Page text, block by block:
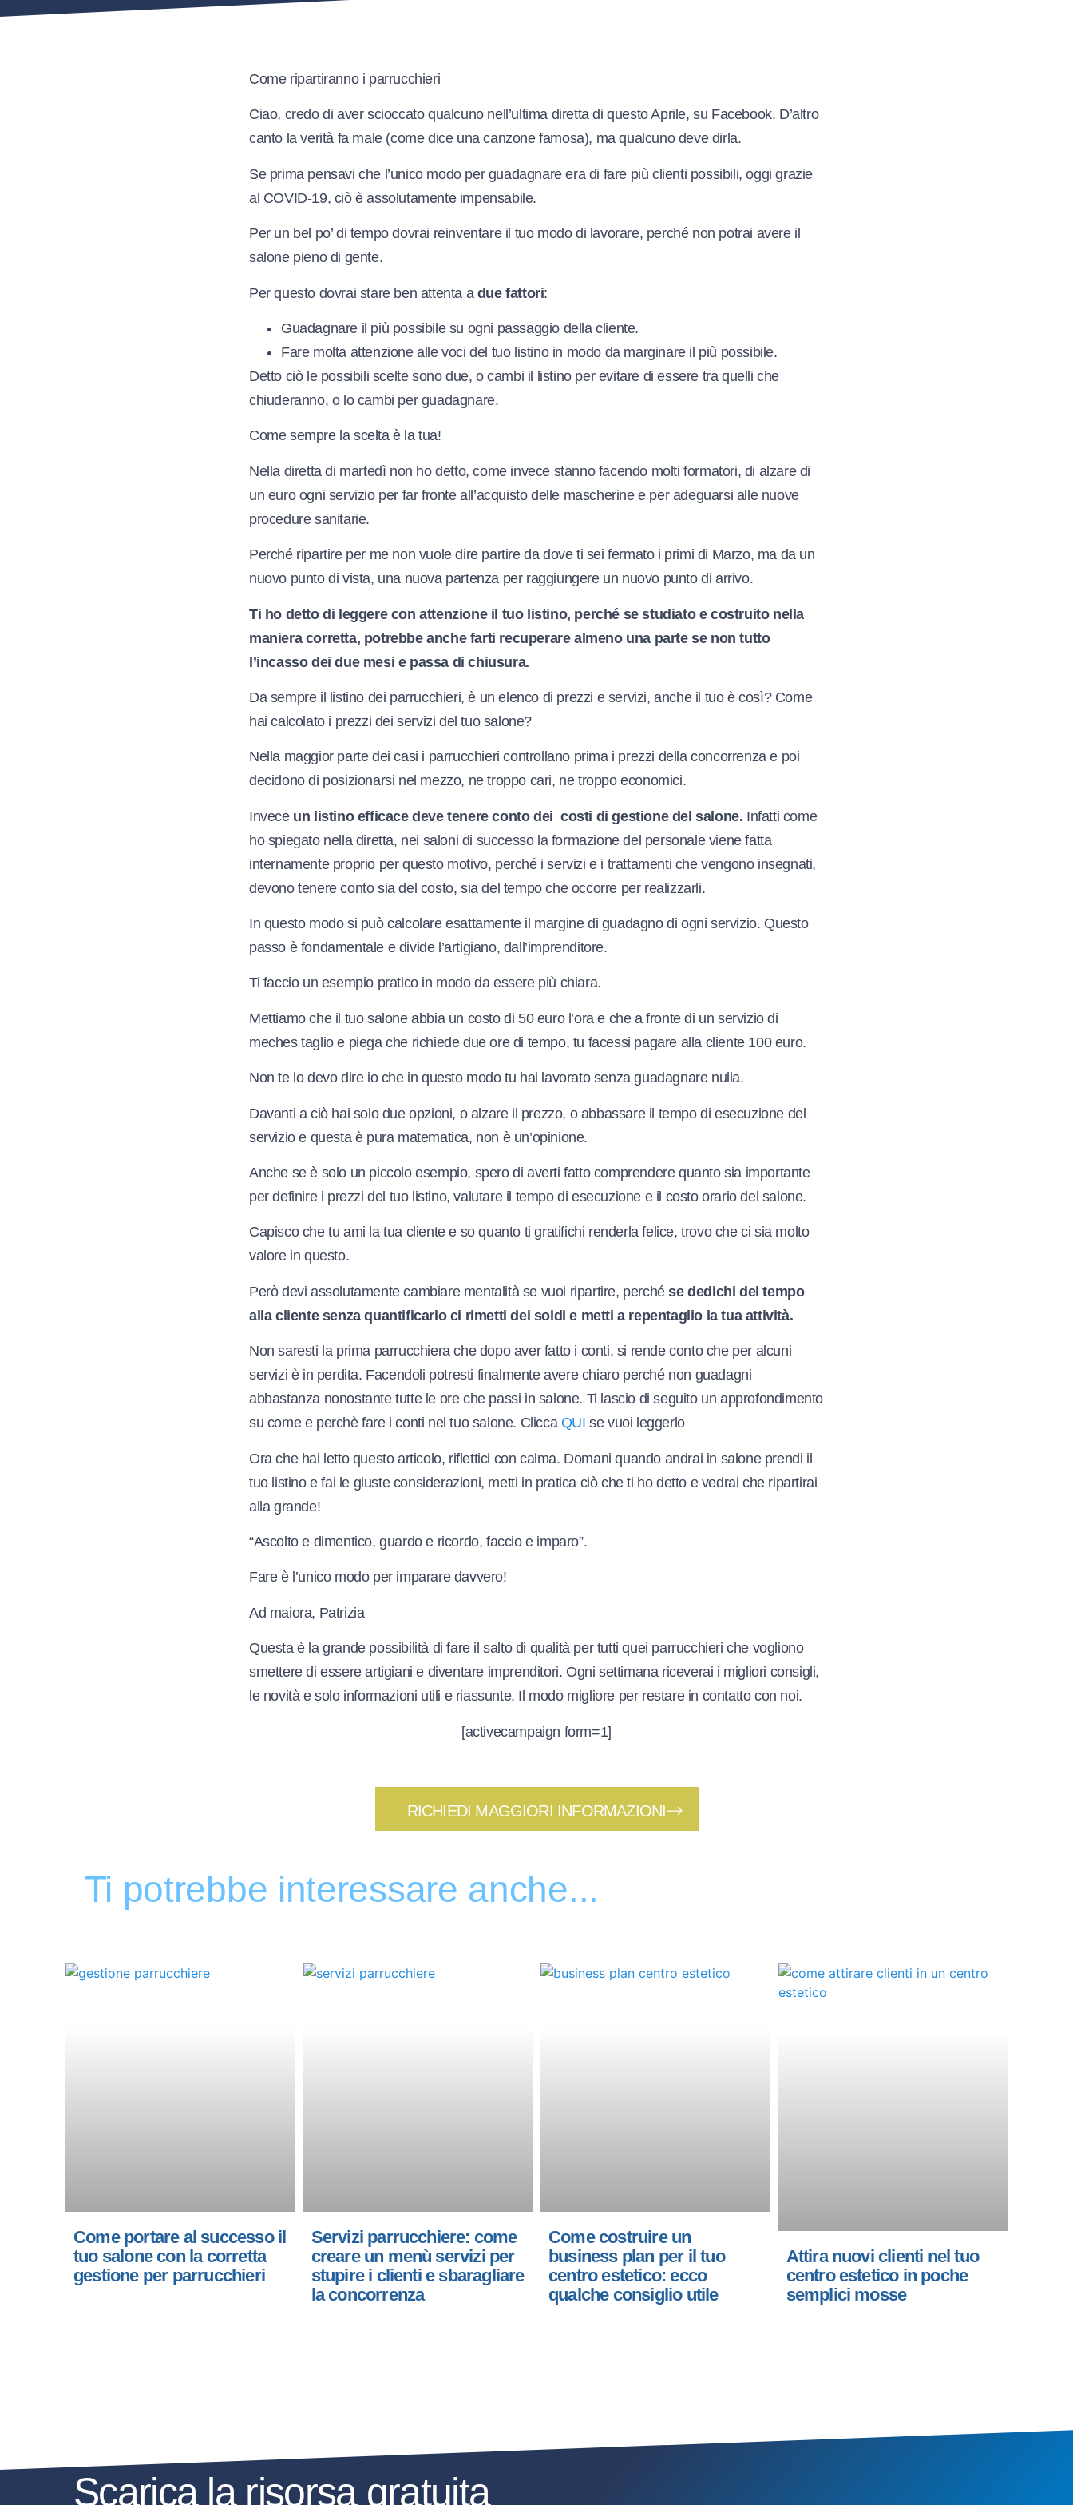
Come ripartiranno i parrucchieri
Ciao, credo di aver scioccato qualcuno nell’ultima diretta di questo Aprile, su Facebook. D’altro
canto la verità fa male (come dice una canzone famosa), ma qualcuno deve dirla.
Se prima pensavi che l’unico modo per guadagnare era di fare più clienti possibili, oggi grazie
al COVID-19, ciò è assolutamente impensabile.
Per un bel po’ di tempo dovrai reinventare il tuo modo di lavorare, perché non potrai avere il
salone pieno di gente.
Per questo dovrai stare ben attenta a due fattori:
Guadagnare il più possibile su ogni passaggio della cliente.
Fare molta attenzione alle voci del tuo listino in modo da marginare il più possibile.
Detto ciò le possibili scelte sono due, o cambi il listino per evitare di essere tra quelli che
chiuderanno, o lo cambi per guadagnare.
Come sempre la scelta è la tua!
Nella diretta di martedì non ho detto, come invece stanno facendo molti formatori, di alzare di
un euro ogni servizio per far fronte all’acquisto delle mascherine e per adeguarsi alle nuove
procedure sanitarie.
Perché ripartire per me non vuole dire partire da dove ti sei fermato i primi di Marzo, ma da un
nuovo punto di vista, una nuova partenza per raggiungere un nuovo punto di arrivo.
Ti ho detto di leggere con attenzione il tuo listino, perché se studiato e costruito nella
maniera corretta, potrebbe anche farti recuperare almeno una parte se non tutto
l’incasso dei due mesi e passa di chiusura.
Da sempre il listino dei parrucchieri, è un elenco di prezzi e servizi, anche il tuo è così? Come
hai calcolato i prezzi dei servizi del tuo salone?
Nella maggior parte dei casi i parrucchieri controllano prima i prezzi della concorrenza e poi
decidono di posizionarsi nel mezzo, ne troppo cari, ne troppo economici.
Invece un listino efficace deve tenere conto dei costi di gestione del salone. Infatti come
ho spiegato nella diretta, nei saloni di successo la formazione del personale viene fatta
internamente proprio per questo motivo, perché i servizi e i trattamenti che vengono insegnati,
devono tenere conto sia del costo, sia del tempo che occorre per realizzarli.
In questo modo si può calcolare esattamente il margine di guadagno di ogni servizio. Questo
passo è fondamentale e divide l’artigiano, dall’imprenditore.
Ti faccio un esempio pratico in modo da essere più chiara.
Mettiamo che il tuo salone abbia un costo di 50 euro l’ora e che a fronte di un servizio di
meches taglio e piega che richiede due ore di tempo, tu facessi pagare alla cliente 100 euro.
Non te lo devo dire io che in questo modo tu hai lavorato senza guadagnare nulla.
Davanti a ciò hai solo due opzioni, o alzare il prezzo, o abbassare il tempo di esecuzione del
servizio e questa è pura matematica, non è un’opinione.
Anche se è solo un piccolo esempio, spero di averti fatto comprendere quanto sia importante
per definire i prezzi del tuo listino, valutare il tempo di esecuzione e il costo orario del salone.
Capisco che tu ami la tua cliente e so quanto ti gratifichi renderla felice, trovo che ci sia molto
valore in questo.
Però devi assolutamente cambiare mentalità se vuoi ripartire, perchése dedichi del tempo
alla cliente senza quantificarlo ci rimetti dei soldi e metti a repentaglio la tua attività.
Non saresti la prima parrucchiera che dopo aver fatto i conti, si rende conto che per alcuni
servizi è in perdita. Facendoli potresti finalmente avere chiaro perché non guadagni
abbastanza nonostante tutte le ore che passi in salone. Ti lascio di seguito un approfondimento
su come e perchè fare i conti nel tuo salone. Clicca QUI se vuoi leggerlo
Ora che hai letto questo articolo, riflettici con calma. Domani quando andrai in salone prendi il
tuo listino e fai le giuste considerazioni, metti in pratica ciò che ti ho detto e vedrai che ripartirai
alla grande!
“Ascolto e dimentico, guardo e ricordo, faccio e imparo”.
Fare è l’unico modo per imparare davvero!
Ad maiora, Patrizia
Questa è la grande possibilità di fare il salto di qualità per tutti quei parrucchieri che vogliono
smettere di essere artigiani e diventare imprenditori. Ogni settimana riceverai i migliori consigli,
le novità e solo informazioni utili e riassunte. Il modo migliore per restare in contatto con noi.
[activecampaign form=1]
RICHIEDI MAGGIORI INFORMAZIONI
Ti potrebbe interessare anche...
Come portare al successo il
tuo salone con la corretta
gestione per parrucchieri
Servizi parrucchiere: come
creare un menù servizi per
stupire i clienti e sbaragliare
la concorrenza
Come costruire un
business plan per il tuo
centro estetico: ecco
qualche consiglio utile
Attira nuovi clienti nel tuo
centro estetico in poche
semplici mosse
Scarica la risorsa gratuita